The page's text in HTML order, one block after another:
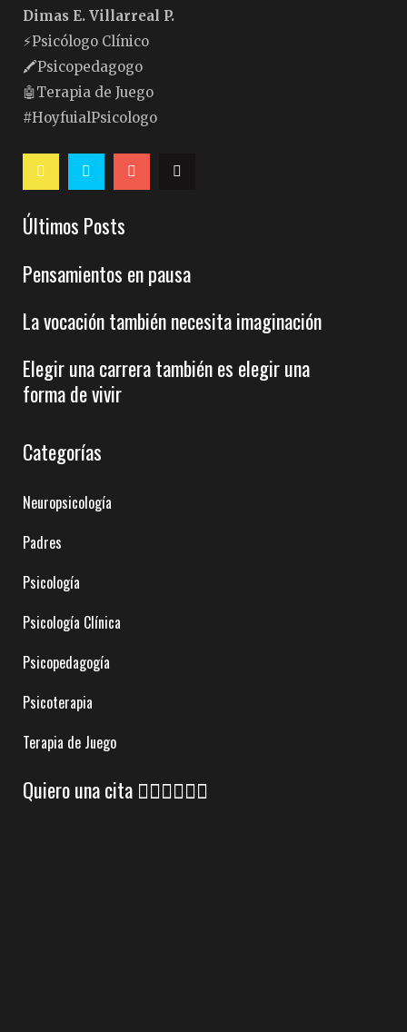
Dimas E. Villarreal P.
⚡️Psicólogo Clínico
🖍Psicopedagogo
🤖Terapia de Juego
#HoyfuialPsicologo
Últimos Posts
Pensamientos en pausa
La vocación también necesita imaginación
Elegir una carrera también es elegir una
forma de vivir
Categorías
Neuropsicología
Padres
Psicología
Psicología Clínica
Psicopedagogía
Psicoterapia
Terapia de Juego
Quiero una cita 👇🏼👇🏼👇🏼